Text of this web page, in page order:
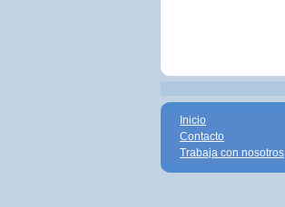
Inicio
Contacto
Trabaja con nosotros